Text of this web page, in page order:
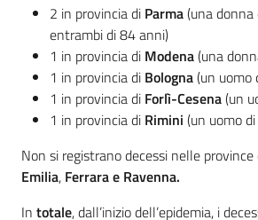
2 in provincia di Parma(una
entrambi di 84 anni)
1 in provincia di Modena(una
1 in provincia di Bologna(un uomo
1 in provincia di Forlì-Cesena(un
1 in provincia di Rimini (un uomo
Non si registrano decessi nelle province
Emilia, Ferrara e Ravenna.
In totale, dall’inizio dell’epidemia, i